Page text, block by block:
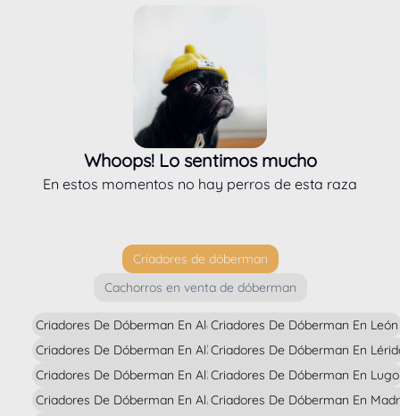
Whoops! Lo sentimos mucho
En estos momentos no hay perros de esta raza
Criadores de dóberman
Cachorros en venta de dóberman
Criadores De Dóberman En Alava
Criadores De Dóberman En Albacete
Criadores De Dóberman En Alicante
Criadores De Dóberman En Almería
Criadores De Dóberman En León
Criadores De Dóberman En
Criadores De Dóberman En Lugo
Criadores De Dóberman En